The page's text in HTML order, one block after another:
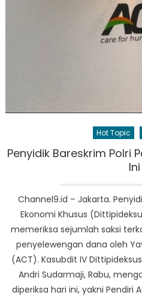
Hot Topic
Penyidik Bareskrim Polri
Ini
Channel9.id – Jakarta.
Ekonomi Khusus
memeriksa sejumlah saksi
penyelewengan dana oleh
(ACT). Kasubdit IV
Andri Sudarmaji, Rabu,
diperiksa hari ini, yakni Pendiri